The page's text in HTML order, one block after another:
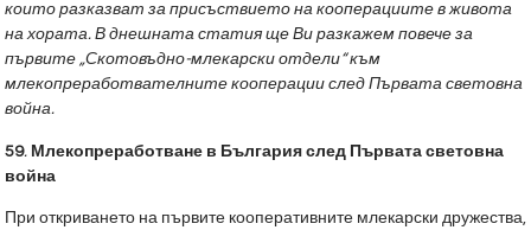
които разказват за присъствието на кооперациите в живота
на хората. В днешната статия ще Ви разкажем повече за
първите „Скотовъдно-млекарски отдели“към
млекопреработвателните кооперации след Първата световна
война.
59. Млекопреработване в България след Първата световна
война
При откриването на първите кооперативните млекарски дружества,